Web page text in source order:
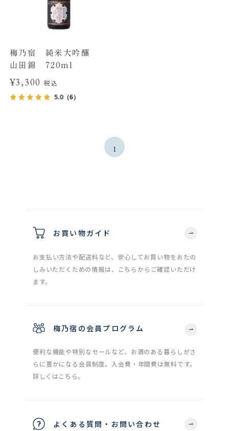
梅乃宿 純米大吟醸
山田錦 720ml
¥3,300税込
5.0（6）
1
お買い物ガイド
お支払い方法や配送料など、安心してお買い物をおたの
しみいただくための情報は、こちらからご確認いただけ
ます。
梅乃宿の会員プログラム
便利な機能や特別なセールなど、お酒のある暮らしがさ
らに豊かになる会員制度。入会費・年間費は無料です。
詳しくはこちら。
よくある質問・お問い合わせ